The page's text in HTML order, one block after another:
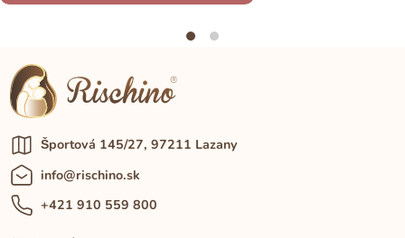
Športová 145/27, 97211 Lazany
info@rischino.sk
+421 910 559 800